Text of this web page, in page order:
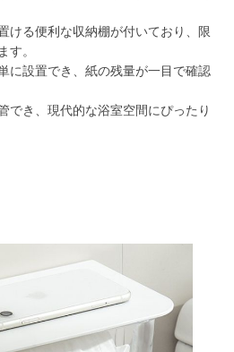
ける便利な収納棚が付いており、限
す。
に設置でき、紙の残量が一目で確認
でき、現代的な浴室空間にぴったり